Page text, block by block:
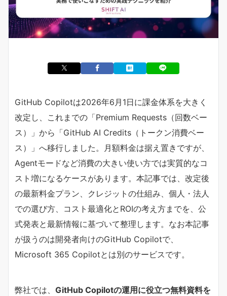
GitHub Copilotは2026年6月1日に課金体系を大きく
改定し、これまでの「Premium Requests（回数ベー
ス）」から「GitHub AI Credits（トークン消費ベー
ス）」へ移行しました。月額料金は据え置きですが、
Agentモードなど消費の大きい使い方では実質的なコ
スト増になるケースがあります。本記事では、改定後
の最新料金プラン、クレジットの仕組み、個人・法人
での選び方、コスト最適化とROIの考え方までを、公
式発表と最新情報に基づいて整理します。なお本記事
が扱うのは開発者向けのGitHub Copilotで、
Microsoft 365 Copilotとは別のサービスです。
弊社では、 GitHub Copilotの運用に役立つ無料資料を